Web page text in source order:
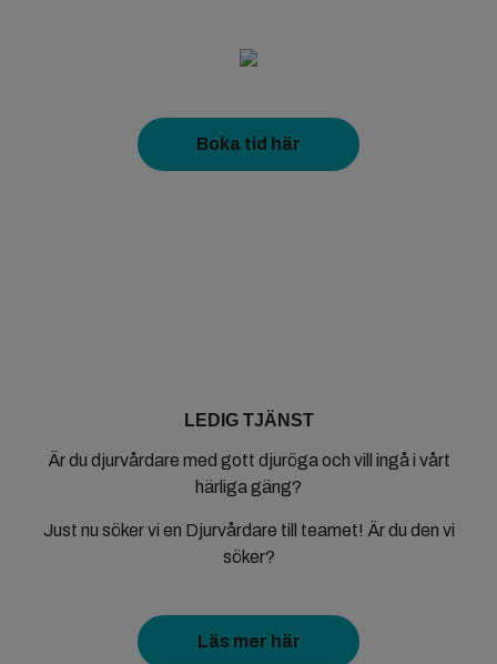
Boka tid här
LEDIG TJÄNST
Är du djurvårdare med gott djuröga och vill ingå i vårt
härliga gäng?
Just nu söker vi en Djurvårdare till teamet! Är du den vi
söker?
Läs mer här